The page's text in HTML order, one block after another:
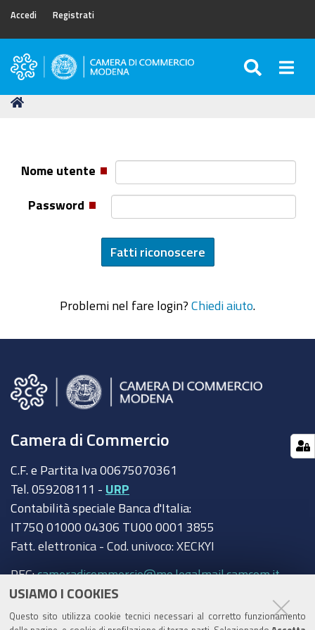
USIAMO I COOKIES
Questo sito utilizza cookie tecnici necessari al corretto funzionamento
Accedi Registrati
Camera
Commercio
Tu
Nome utente
Password
Problemi nel fare login? Chiedi aiuto
Camera di Commercio
C.F. e Partita Iva 00675070361
Tel. 059208111 - URP
Contabilità speciale Banca d'Italia:
IT75Q 01000 04306 TU00 0001 3855
Fatt. elettronica - Cod. univoco: XECKYI
PEC:cameradicommercio@mo.legalmail.camcom.it
Trasparenza